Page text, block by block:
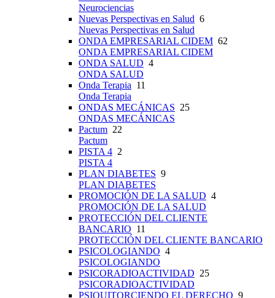
Neurociencias
Nuevas Perspectivas en Salud 6
Nuevas Perspectivas en Salud
ONDA EMPRESARIAL CIDEM 62
ONDA EMPRESARIAL CIDEM
ONDA SALUD 4
ONDA SALUD
Onda Terapia 11
Onda Terapia
ONDAS MECÁNICAS 25
ONDAS MECÁNICAS
Pactum 22
Pactum
PISTA 4 2
PISTA 4
PLAN DIABETES 9
PLAN DIABETES
PROMOCIÓN DE LA SALUD 4
PROMOCIÓN DE LA SALUD
PROTECCIÓN DEL CLIENTE
BANCARIO 11
PROTECCIÓN DEL CLIENTE BANCARIO
PSICOLOGIANDO 4
PSICOLOGIANDO
PSICORADIOACTIVIDAD 25
PSICORADIOACTIVIDAD
PSIQUITORCIENDO EL DERECHO 9